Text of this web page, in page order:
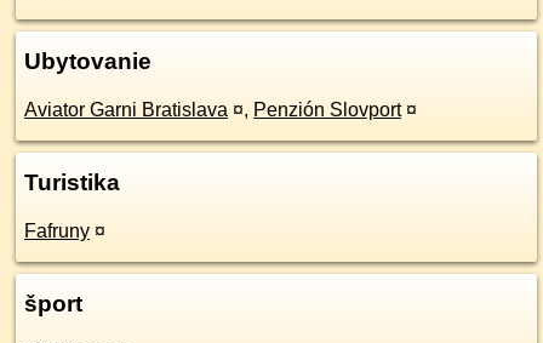
Ubytovanie
Aviator Garni Bratislava ¤, Penzión Slovport ¤
Turistika
Fafruny ¤
šport